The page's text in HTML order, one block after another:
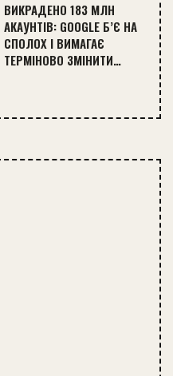
ВИКРАДЕНО 183 МЛН
АКАУНТІВ: GOOGLE Б’Є НА
СПОЛОХ І ВИМАГАЄ
ТЕРМІНОВО ЗМІНИТИ…